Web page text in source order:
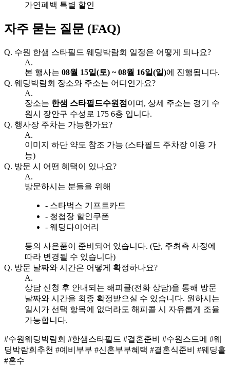
가연폐백 특별 할인
자주 묻는 질문 (FAQ)
Q. 수원 한샘 스타필드 웨딩박람회 일정은 어떻게 되나요?
A.
본 행사는 08월 15일(토) ~ 08월 16일(일)에 진행됩니다.
Q. 웨딩박람회 장소와 주소는 어디인가요?
A.
장소는 한샘 스타필드수원점 이며, 상세 주소는 경기 수
원시 장안구 수성로 175 6층 입니다.
Q. 행사장 주차는 가능한가요?
A.
이미지 하단 약도 참조 가능 (스타필드 주차장 이용 가
능)
Q. 방문 시 어떤 혜택이 있나요?
A.
방문하시는 분들을 위해
- 스타벅스 기프트카드
- 청첩장 할인쿠폰
- 웨딩다이어리
등의 사은품이 준비되어 있습니다. (단, 주최측 사정에
따라 변경될 수 있습니다)
Q. 방문 날짜와 시간은 어떻게 확정하나요?
A.
상담 신청 후 안내되는 해피콜(전화 상담)을 통해 방문
날짜와 시간을 최종 확정받으실 수 있습니다. 원하시는
일시가 선택 항목에 없더라도 해피콜 시 자유롭게 조율
가능합니다.
#수원웨딩박람회 #한샘스타필드 #결혼준비 #수원스드메 #웨
딩박람회추천 #예비부부 #신혼부부혜택 #결혼식준비 #웨딩홀
#혼수